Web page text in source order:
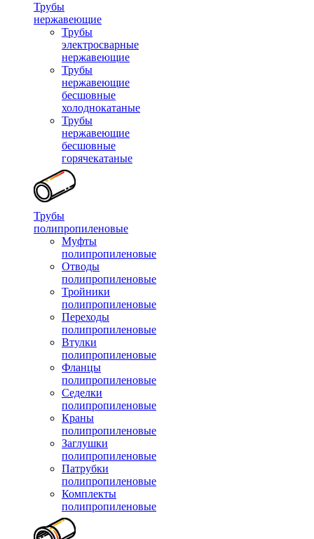
Трубы
нержавеющие
Трубы
электросварные
нержавеющие
Трубы
нержавеющие
бесшовные
холоднокатаные
Трубы
нержавеющие
бесшовные
горячекатаные
Трубы
полипропиленовые
Муфты
полипропиленовые
Отводы
полипропиленовые
Тройники
полипропиленовые
Переходы
полипропиленовые
Втулки
полипропиленовые
Фланцы
полипропиленовые
Седелки
полипропиленовые
Краны
полипропиленовые
Заглушки
полипропиленовые
Патрубки
полипропиленовые
Комплекты
полипропиленовые